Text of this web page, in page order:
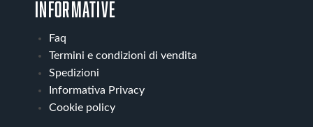
INFORMATIVE
Faq
Termini e condizioni di vendita
Spedizioni
Informativa Privacy
Cookie policy